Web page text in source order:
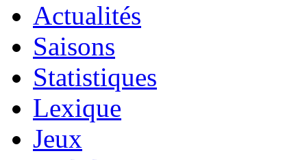
Actualités
Saisons
Statistiques
Lexique
Jeux